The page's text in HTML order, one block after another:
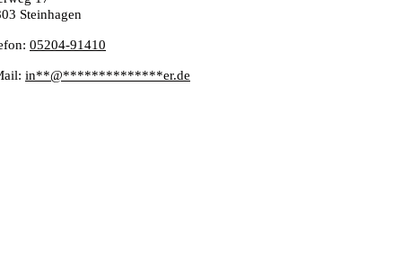
Steinhagen
05204-91410
il: in**@**************er.de